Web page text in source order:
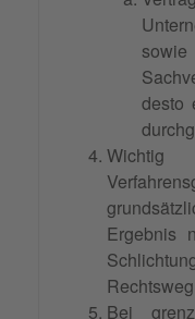
desto
Ergebnis
Bei